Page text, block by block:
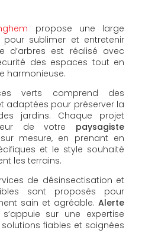
propose une large
sublimer et entretenir
d’arbres est réalisé avec
des espaces tout en
harmonieuse.
verts comprend des
adaptées pour préserver la
jardins. Chaque projet
de votre paysagiste
mesure, en prenant en
et le style souhaité
les terrains.
de désinsectisation et
sont proposés pour
sain et agréable. Alerte
s’appuie sur une expertise
fiables et soignées